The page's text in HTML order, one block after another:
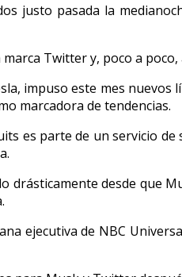
justo pasada la
Twitter y, poco a
impuso este mes
marcadora de tendencias.
es parte de un servicio
drásticamente desde que
ejecutiva de NBC